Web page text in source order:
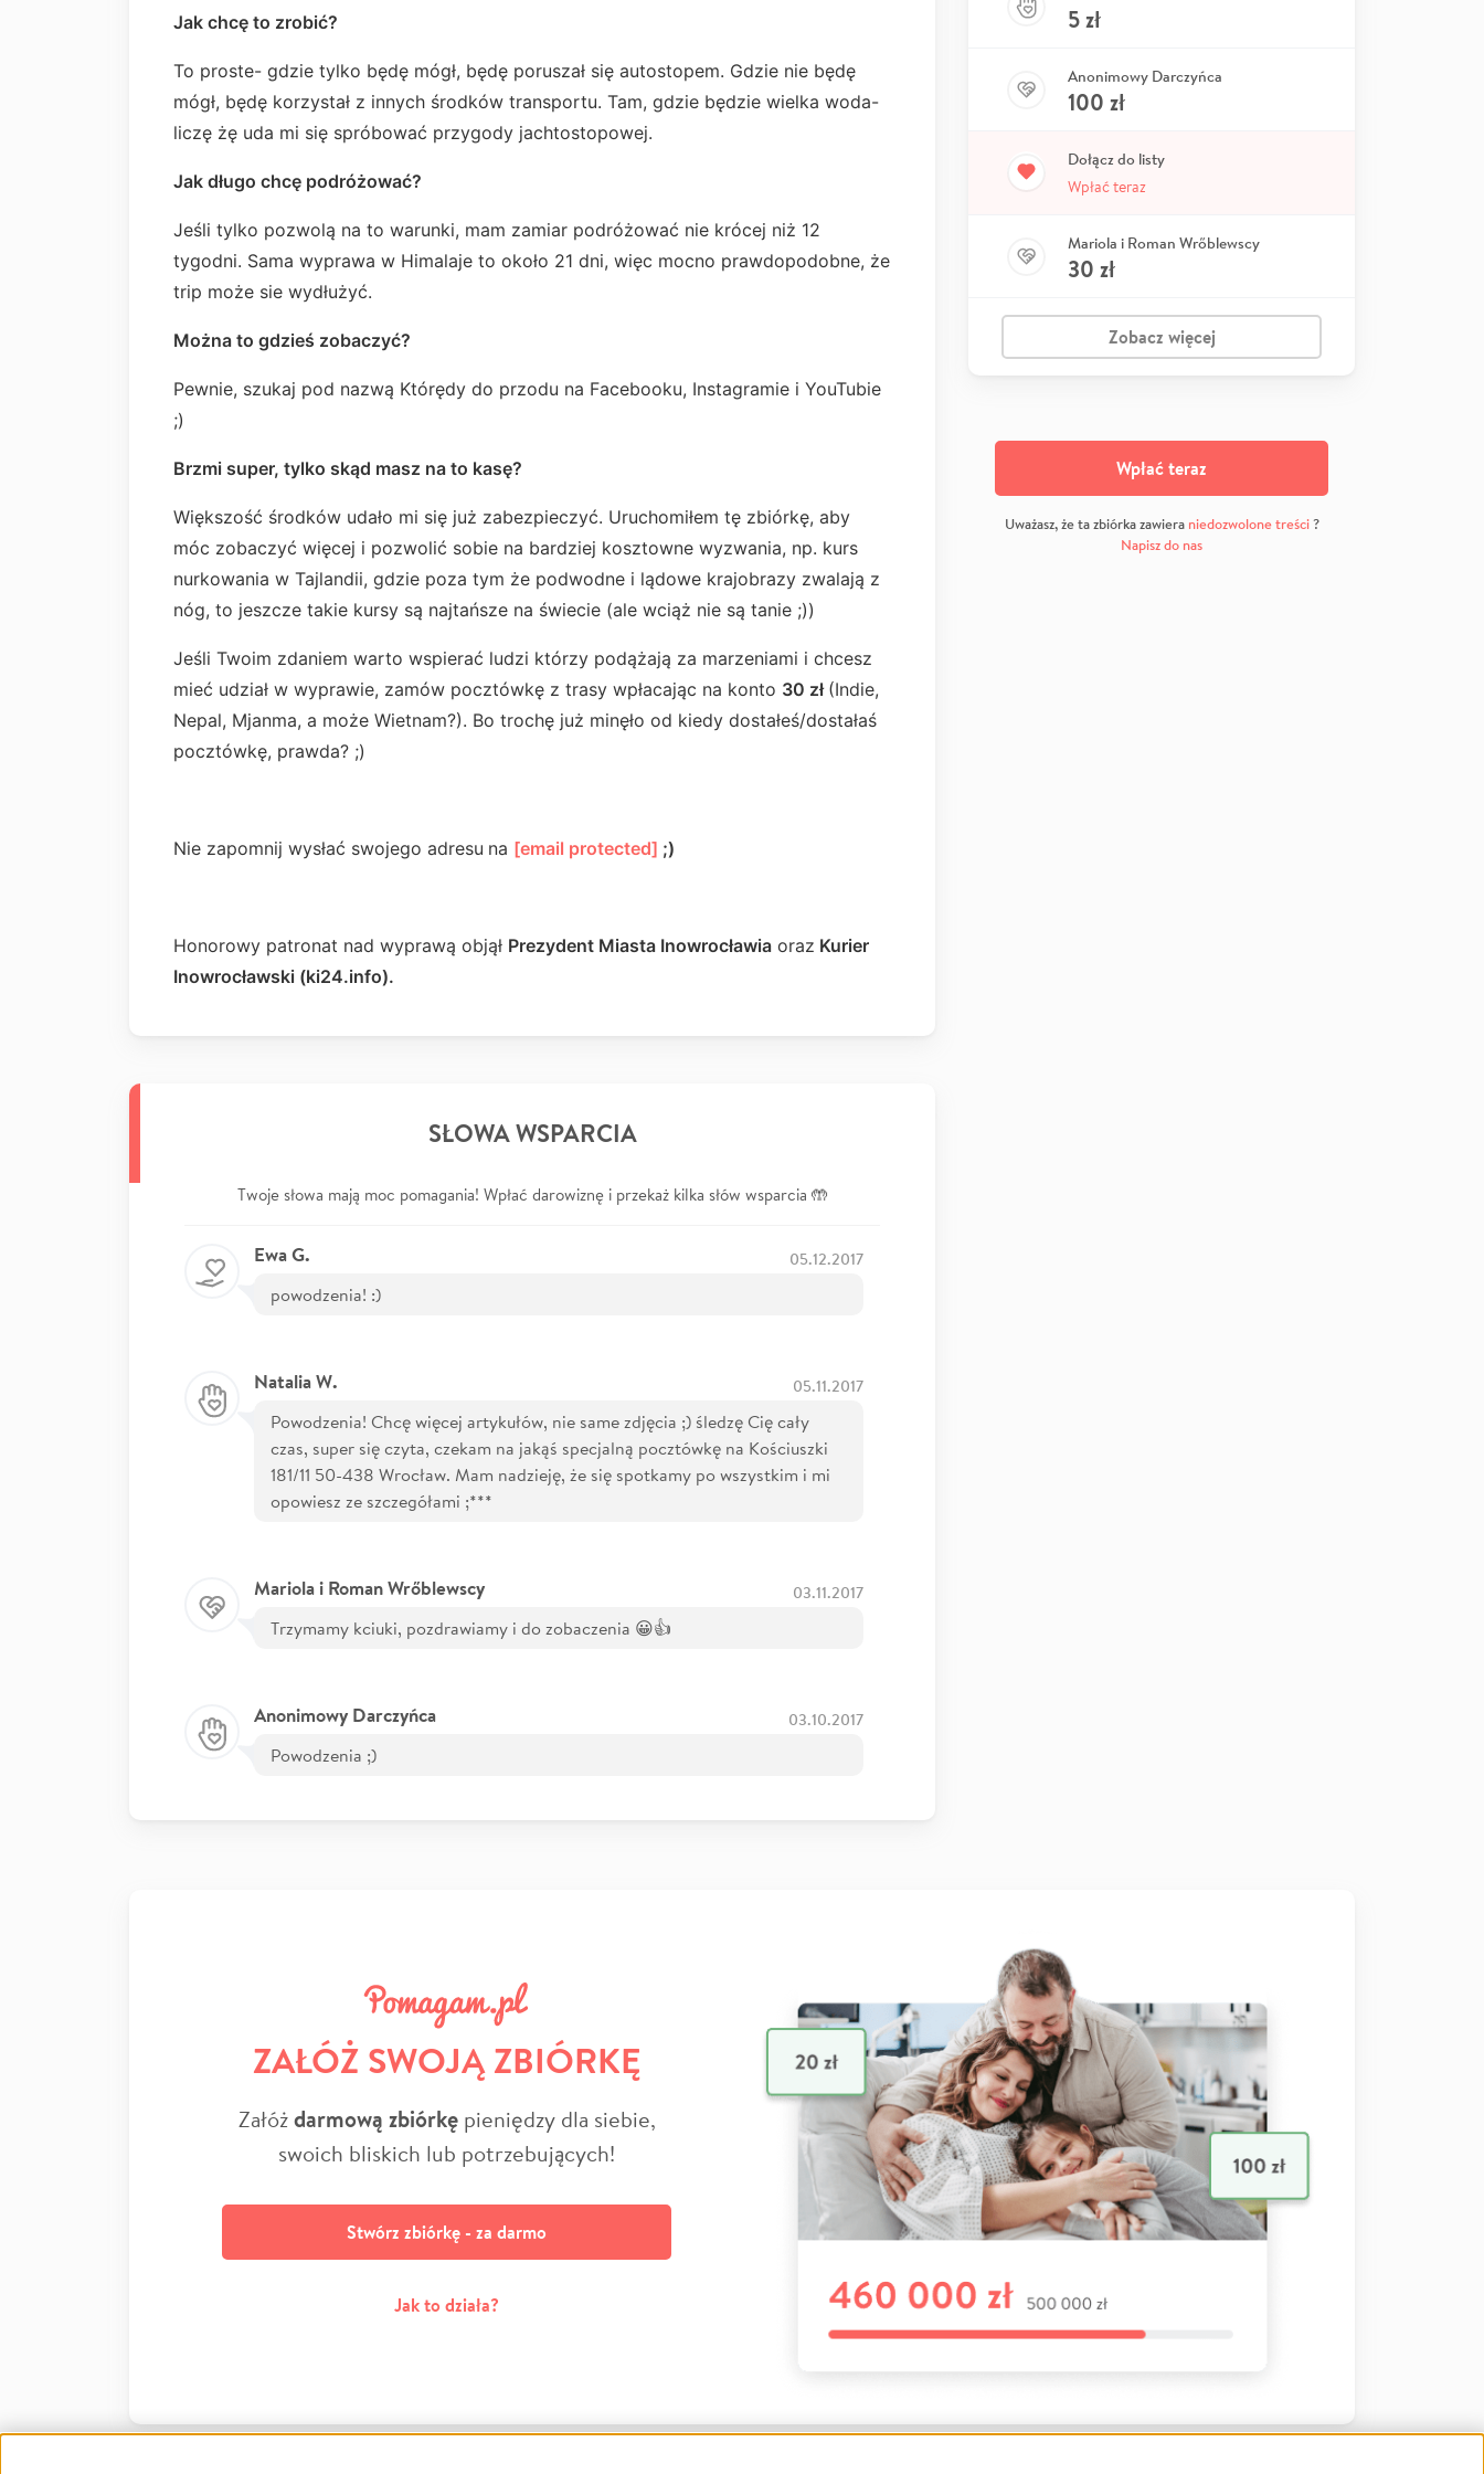
Jak chcę to zrobić?
To proste- gdzie tylko będę mógł, będę poruszał się autostopem. Gdzie nie będę
mógł, będę korzystał z innych środków transportu. Tam, gdzie będzie wielka woda-
liczę żę uda mi się spróbować przygody jachtostopowej.
Jak długo chcę podróżować?
Jeśli tylko pozwolą na to warunki, mam zamiar podróżować nie krócej niż 12
tygodni. Sama wyprawa w Himalaje to około 21 dni, więc mocno prawdopodobne, że
trip może sie wydłużyć.
Można to gdzieś zobaczyć?
Pewnie, szukaj pod nazwą Którędy do przodu na Facebooku, Instagramie i YouTubie
;)
Brzmi super, tylko skąd masz na to kasę?
Większość środków udało mi się już zabezpieczyć. Uruchomiłem tę zbiórkę, aby
móc zobaczyć więcej i pozwolić sobie na bardziej kosztowne wyzwania, np. kurs
nurkowania w Tajlandii, gdzie poza tym że podwodne i lądowe krajobrazy zwalają z
nóg, to jeszcze takie kursy są najtańsze na świecie (ale wciąż nie są tanie ;))
Jeśli Twoim zdaniem warto wspierać ludzi którzy podążają za marzeniami i chcesz
mieć udział w wyprawie, zamów pocztówkę z trasy wpłacając na konto 30 zł (Indie,
Nepal, Mjanma, a może Wietnam?). Bo trochę już minęło od kiedy dostałeś/dostałaś
pocztówkę, prawda? ;)
Nie zapomnij wysłać swojego adresu na [email protected] ;)
Honorowy patronat nad wyprawą objął Prezydent Miasta Inowrocławia oraz Kurier
Inowrocławski (ki24.info).
SŁOWA WSPARCIA
Twoje słowa mają moc pomagania! Wpłać darowiznę i przekaż kilka słów wsparcia 🤲
Ewa G. 05.12.2017
powodzenia! :)
Natalia W. 05.11.2017
Powodzenia! Chcę więcej artykułów, nie same zdjęcia ;) śledzę Cię cały
czas, super się czyta, czekam na jakąś specjalną pocztówkę na Kościuszki
181/11 50-438 Wrocław. Mam nadzieję, że się spotkamy po wszystkim i mi
opowiesz ze szczegółami ;***
Mariola i Roman Wrőblewscy 03.11.2017
Trzymamy kciuki, pozdrawiamy i do zobaczenia 😀👍
Anonimowy Darczyńca 03.10.2017
Powodzenia ;)
5zł
Anonimowy Darczyńca
100 zł
Dołącz do listy
Wpłać teraz
Mariola i Roman Wrőblewscy
30 zł
Zobacz więcej
Wpłać teraz
Uważasz, że ta zbiórka zawiera niedozwolone treści?
Napisz do nas
ZAŁÓŻ SWOJĄ ZBIÓRKĘ
Załóżdarmową zbiórkępieniędzy dla siebie,
swoich bliskich lub potrzebujących!
Stwórz zbiórkę - za darmo
Jak to działa?